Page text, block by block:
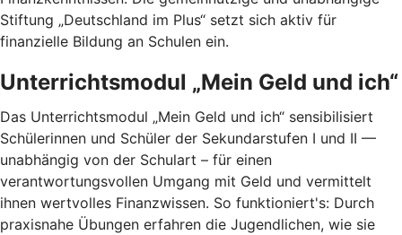
Stiftung „Deutschland im Plus“ setzt sich aktiv für
finanzielle Bildung an Schulen ein.
Unterrichtsmodul „Mein Geld und ich“
Das Unterrichtsmodul „Mein Geld und ich“ sensibilisiert
Schülerinnen und Schüler der Sekundarstufen I und II —
unabhängig von der Schulart – für einen
verantwortungsvollen Umgang mit Geld und vermittelt
ihnen wertvolles Finanzwissen. So funktioniert's: Durch
praxisnahe Übungen erfahren die Jugendlichen, wie sie